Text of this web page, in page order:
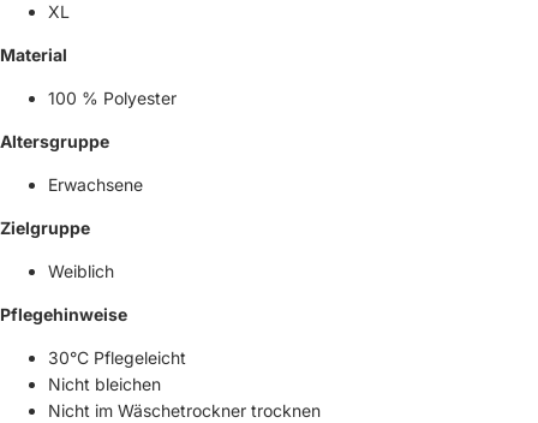
XL
Material
100 % Polyester
Altersgruppe
Erwachsene
Zielgruppe
Weiblich
Pflegehinweise
30°C Pflegeleicht
Nicht bleichen
Nicht im Wäschetrockner trocknen